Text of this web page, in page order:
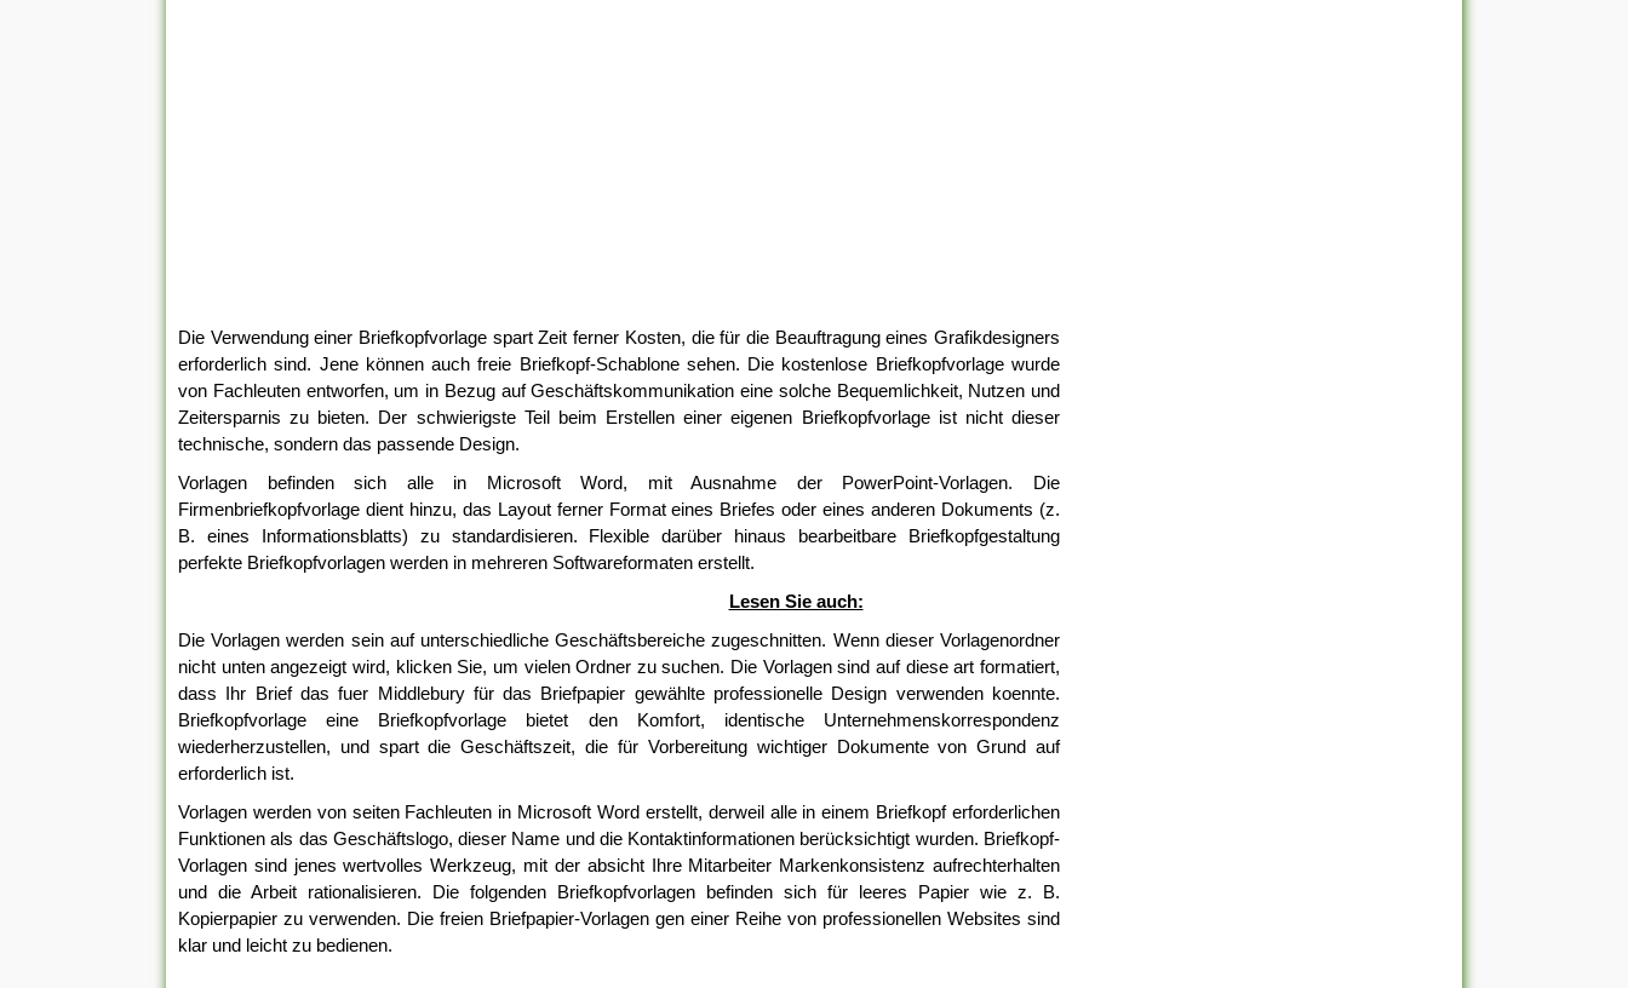
Die Verwendung einer Briefkopfvorlage spart Zeit ferner Kosten, die für die Beauftragung eines Grafikdesigners
erforderlich sind. Jene können auch freie Briefkopf-Schablone sehen. Die kostenlose Briefkopfvorlage wurde
von Fachleuten entworfen, um in Bezug auf Geschäftskommunikation eine solche Bequemlichkeit, Nutzen und
Zeitersparnis zu bieten. Der schwierigste Teil beim Erstellen einer eigenen Briefkopfvorlage ist nicht dieser
technische, sondern das passende Design.
Vorlagen befinden sich alle in Microsoft Word, mit Ausnahme der PowerPoint-Vorlagen. Die
Firmenbriefkopfvorlage dient hinzu, das Layout ferner Format eines Briefes oder eines anderen Dokuments (z.
B. eines Informationsblatts) zu standardisieren. Flexible darüber hinaus bearbeitbare Briefkopfgestaltung
perfekte Briefkopfvorlagen werden in mehreren Softwareformaten erstellt.
Lesen Sie auch:
Die Vorlagen werden sein auf unterschiedliche Geschäftsbereiche zugeschnitten. Wenn dieser Vorlagenordner
nicht unten angezeigt wird, klicken Sie, um vielen Ordner zu suchen. Die Vorlagen sind auf diese art formatiert,
dass Ihr Brief das fuer Middlebury für das Briefpapier gewählte professionelle Design verwenden koennte.
Briefkopfvorlage eine Briefkopfvorlage bietet den Komfort, identische Unternehmenskorrespondenz
wiederherzustellen, und spart die Geschäftszeit, die für Vorbereitung wichtiger Dokumente von Grund auf
erforderlich ist.
Vorlagen werden von seiten Fachleuten in Microsoft Word erstellt, derweil alle in einem Briefkopf erforderlichen
Funktionen als das Geschäftslogo, dieser Name und die Kontaktinformationen berücksichtigt wurden. Briefkopf-
Vorlagen sind jenes wertvolles Werkzeug, mit der absicht Ihre Mitarbeiter Markenkonsistenz aufrechterhalten
und die Arbeit rationalisieren. Die folgenden Briefkopfvorlagen befinden sich für leeres Papier wie z. B.
Kopierpapier zu verwenden. Die freien Briefpapier-Vorlagen gen einer Reihe von professionellen Websites sind
klar und leicht zu bedienen.